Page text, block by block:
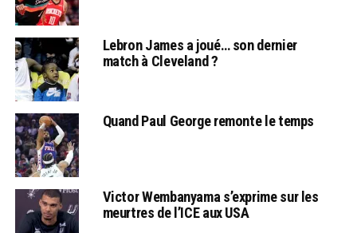
Lebron James a joué… son dernier
match à Cleveland ?
Quand Paul George remonte le temps
Victor Wembanyama s’exprime sur les
meurtres de l’ICE aux USA